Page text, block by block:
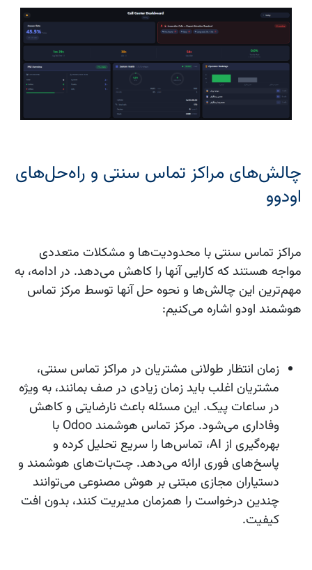
چالش‌های مراکز تماس سنتی و راه‌حل‌های
اودوو
مراکز تماس سنتی با محدودیت‌ها و مشکلات متعددی
مواجه هستند که کارایی آنها را کاهش می‌دهد. در ادامه، به
مهم‌ترین این چالش‌ها و نحوه حل آنها توسط مرکز تماس
هوشمند اودو اشاره می‌کنیم:
زمان انتظار طولانی مشتریان در مراکز تماس سنتی،
مشتریان اغلب باید زمان زیادی در صف بمانند، به ویژه
در ساعات پیک. این مسئله باعث نارضایتی و کاهش
وفاداری می‌شود. مرکز تماس هوشمند Odoo با
بهره‌گیری از AI، تماس‌ها را سریع تحلیل کرده و
پاسخ‌های فوری ارائه می‌دهد. چت‌بات‌های هوشمند و
دستیاران مجازی مبتنی بر هوش مصنوعی می‌توانند
چندین درخواست را همزمان مدیریت کنند، بدون افت
کیفیت.